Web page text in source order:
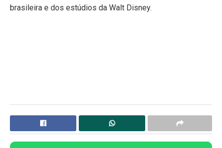
brasileira e dos estúdios da Walt Disney.